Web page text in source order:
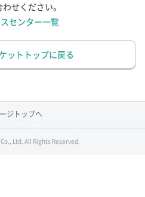
せください。
センター一覧
ットトップに戻る
ジトップへ
Ltd. All Rights Reserved.